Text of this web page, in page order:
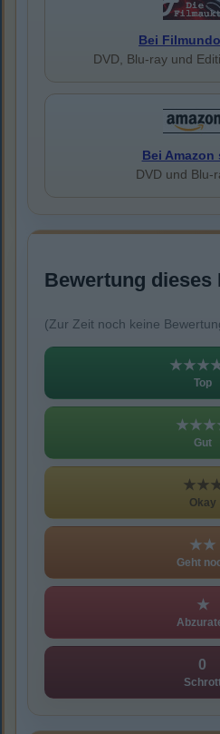
Bei
DVD, Blu-ray und
Bei Amazon
DVD und Blu-
Bewertung dieses
(Zur Zeit noch keine
Top
Gut
Okay
★★
Geht
★
0